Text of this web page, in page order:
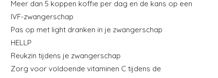
Meer dan 5 koppen koffie per dag en de kans op een
IVF-zwangerschap
Pas op met light dranken in je zwangerschap
HELLP
Reukzin tijdens je zwangerschap
Zorg voor voldoende vitaminen C tijdens de